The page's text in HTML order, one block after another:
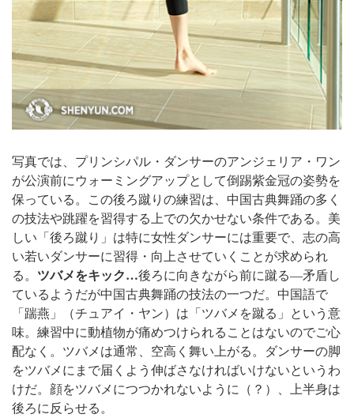
写真では、プリンシパル・ダンサーのアンジェリア・ワン
が公演前にウォーミングアップとして倒踢紫金冠の姿勢を
保っている。 この後ろ蹴りの練習は、中国古典舞踊の多く
の技法や跳躍を習得する上での欠かせない条件である。美
しい「後ろ蹴り」は特に女性ダンサーには重要で、志の高
い若いダンサーに習得・向上させていくことが求められ
る。 ツバメをキック…後ろに向きながら前に蹴る―矛盾し
ているようだが中国古典舞踊の技法の一つだ。 中国語で
「踹燕」（チュアイ・ヤン）は「ツバメを蹴る」という意
味。練習中に動植物が痛めつけられることはないのでご心
配なく。 ツバメは通常、空高く舞い上がる。ダンサーの脚
をツバメにまで届くよう伸ばさなければいけないというわ
けだ。顔をツバメにつつかれないように（？）、上半身は
後ろに反らせる。